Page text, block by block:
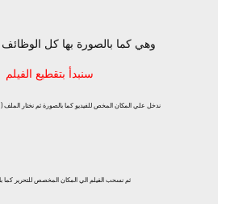
وهي كما بالصورة بها كل الوظائف
سنبدأ بتقطيع الفيلم
ندخل علي المكان المخص للفيديو كما بالصورة ثم نختار الملف (
ثم نسحب الفيلم الي المكان المخصص للتحرير كما